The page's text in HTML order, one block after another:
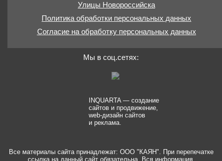
Улицы Новороссийска
Политика обработки персональных данных
Согласие на обработку персональных данных
Мы в соц.сетях:
INQUARTA — создание
сайтов и продвижение,
web-дизайн сайтов
и реклама.
Все материалы сайта принадлежат: ООО "КАЯН". При перепечатке
ссылка на данный сайт обязательна. Вся информация,